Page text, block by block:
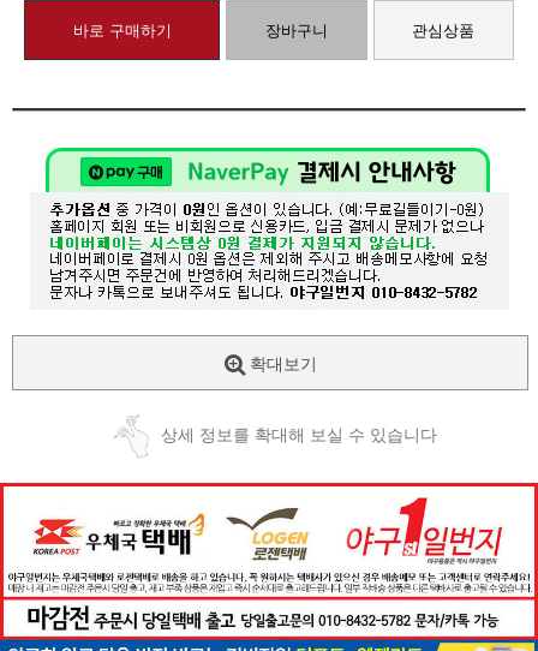
바로 구매하기 장바구니 관심상품
확대보기
상세 정보를 확대해 보실 수 있습니다